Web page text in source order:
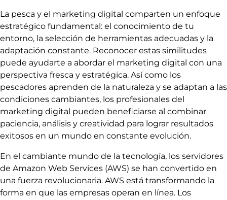
La pesca y el marketing digital comparten un enfoque
estratégico fundamental: el conocimiento de tu
entorno, la selección de herramientas adecuadas y la
adaptación constante. Reconocer estas similitudes
puede ayudarte a abordar el marketing digital con una
perspectiva fresca y estratégica. Así como los
pescadores aprenden de la naturaleza y se adaptan a las
condiciones cambiantes, los profesionales del
marketing digital pueden beneficiarse al combinar
paciencia, análisis y creatividad para lograr resultados
exitosos en un mundo en constante evolución.
En el cambiante mundo de la tecnología, los servidores
de Amazon Web Services (AWS) se han convertido en
una fuerza revolucionaria. AWS está transformando la
forma en que las empresas operan en línea. Los